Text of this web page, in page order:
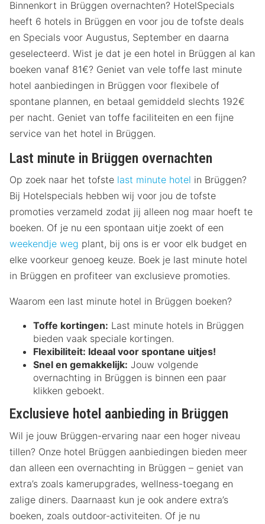
Binnenkort in Brüggen overnachten? HotelSpecials
heeft 6 hotels in Brüggen en voor jou de tofste deals
en Specials voor Augustus, September en daarna
geselecteerd. Wist je dat je een hotel in Brüggen al kan
boeken vanaf 81€? Geniet van vele toffe last minute
hotel aanbiedingen in Brüggen voor flexibele of
spontane plannen, en betaal gemiddeld slechts 192€
per nacht. Geniet van toffe faciliteiten en een fijne
service van het hotel in Brüggen.
Last minute in Brüggen overnachten
Op zoek naar het tofste last minute hotel in Brüggen?
Bij Hotelspecials hebben wij voor jou de tofste
promoties verzameld zodat jij alleen nog maar hoeft te
boeken. Of je nu een spontaan uitje zoekt of een
weekendje weg plant, bij ons is er voor elk budget en
elke voorkeur genoeg keuze. Boek je last minute hotel
in Brüggen en profiteer van exclusieve promoties.
Waarom een last minute hotel in Brüggen boeken?
Toffe kortingen: Last minute hotels in Brüggen
bieden vaak speciale kortingen.
Flexibiliteit: Ideaal voor spontane uitjes!
Snel en gemakkelijk: Jouw volgende
overnachting in Brüggen is binnen een paar
klikken geboekt.
Exclusieve hotel aanbieding in Brüggen
Wil je jouw Brüggen-ervaring naar een hoger niveau
tillen? Onze hotel Brüggen aanbiedingen bieden meer
dan alleen een overnachting in Brüggen – geniet van
extra’s zoals kamerupgrades, wellness-toegang en
zalige diners. Daarnaast kun je ook andere extra’s
boeken, zoals outdoor-activiteiten. Of je nu